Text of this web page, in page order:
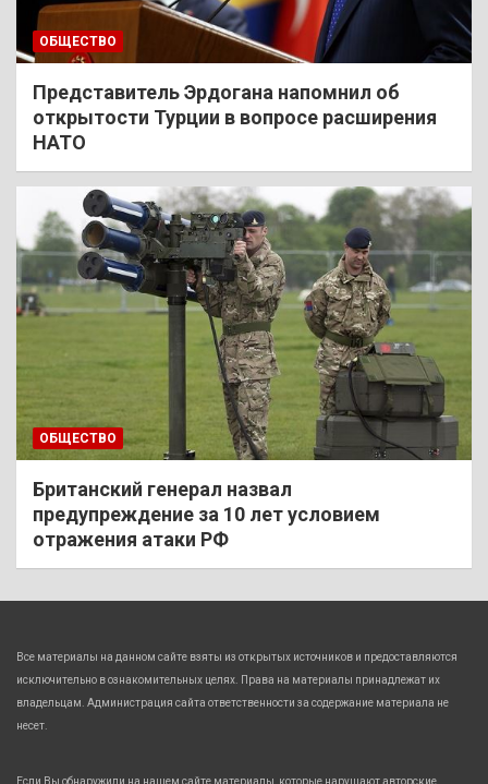
ОБЩЕСТВО
Представитель Эрдогана напомнил об
открытости Турции в вопросе расширения
НАТО
ОБЩЕСТВО
Британский генерал назвал
предупреждение за 10 лет условием
отражения атаки РФ
Все материалы на данном сайте взяты из открытых источников и предоставляются
исключительно в ознакомительных целях. Права на материалы принадлежат их
владельцам. Администрация сайта ответственности за содержание материала не
несет.
Если Вы обнаружили на нашем сайте материалы, которые нарушают авторские